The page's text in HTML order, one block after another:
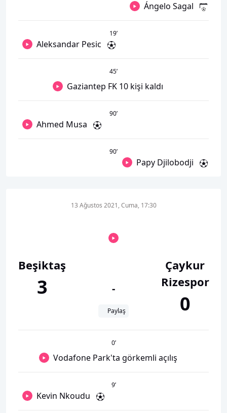
Ángelo Sagal
19’
Aleksandar Pesic
45’
Gaziantep FK 10 kişi kaldı
90’
Ahmed Musa
90’
Papy Djilobodji
Beşiktaş
3
13 Ağustos 2021, Cuma, 17:30
-
Paylaş
Çaykur
Rizespor
0
0’
Vodafone Park'ta görkemli açılış
9’
Kevin Nkoudu